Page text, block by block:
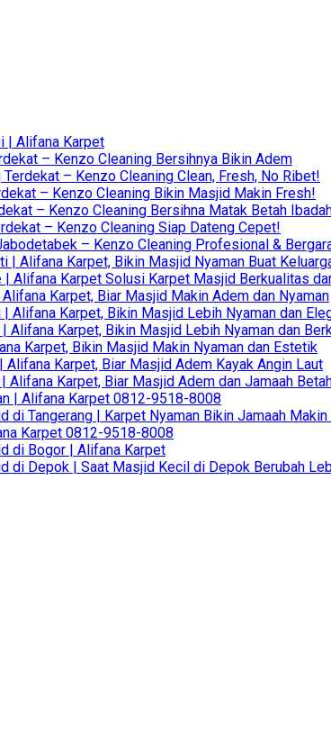
| Alifana Karpet
– Kenzo Cleaning Bersihnya Bikin Adem
– Kenzo Cleaning Clean, Fresh, No Ribet!
– Kenzo Cleaning Bikin Masjid Makin Fresh!
– Kenzo Cleaning Bersihna Matak Betah
– Kenzo Cleaning Siap Dateng Cepet!
– Kenzo Cleaning Profesional &
Alifana Karpet, Bikin Masjid Nyaman Buat
Alifana Karpet Solusi Karpet Masjid Berkualitas
Karpet, Biar Masjid Makin Adem dan Nyaman
Alifana Karpet, Bikin Masjid Lebih Nyaman dan
Alifana Karpet, Bikin Masjid Lebih Nyaman dan
Karpet, Bikin Masjid Makin Nyaman dan Estetik
Karpet, Biar Masjid Adem Kayak Angin Laut
Karpet, Biar Masjid Adem dan Jamaah
| Alifana Karpet 0812-9518-8008
Tangerang | Karpet Nyaman Bikin Jamaah Makin
Karpet 0812-9518-8008
di Bogor | Alifana Karpet
Depok | Saat Masjid Kecil di Depok Berubah